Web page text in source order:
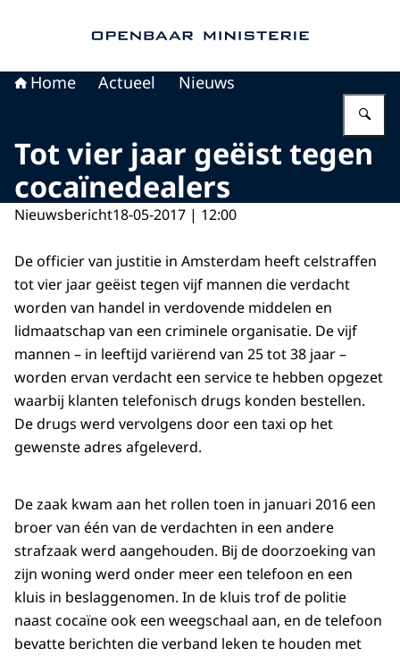
Home Actueel Nieuws
Tot vier jaar geëist tegen
cocaïnedealers
Nieuwsbericht18-05-2017 | 12:00
De officier van justitie in Amsterdam heeft celstraffen
tot vier jaar geëist tegen vijf mannen die verdacht
worden van handel in verdovende middelen en
lidmaatschap van een criminele organisatie. De vijf
mannen – in leeftijd variërend van 25 tot 38 jaar –
worden ervan verdacht een service te hebben opgezet
waarbij klanten telefonisch drugs konden bestellen.
De drugs werd vervolgens door een taxi op het
gewenste adres afgeleverd.
De zaak kwam aan het rollen toen in januari 2016 een
broer van één van de verdachten in een andere
strafzaak werd aangehouden. Bij de doorzoeking van
zijn woning werd onder meer een telefoon en een
kluis in beslaggenomen. In de kluis trof de politie
naast cocaïne ook een weegschaal aan, en de telefoon
bevatte berichten die verband leken te houden met